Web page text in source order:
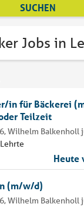
Jobs in
in für Bäckerei
Teilzeit
Wilhelm Balkenholl
Heute
(m/w/d)
Wilhelm Balkenholl